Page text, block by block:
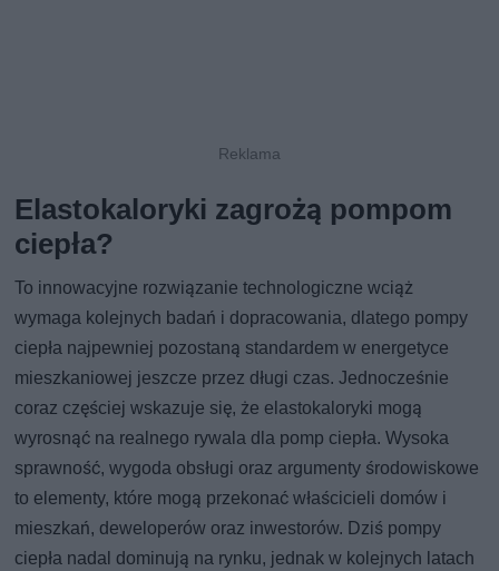
Elastokaloryki zagrożą pompom
ciepła?
To innowacyjne rozwiązanie technologiczne wciąż
wymaga kolejnych badań i dopracowania, dlatego pompy
ciepła najpewniej pozostaną standardem w energetyce
mieszkaniowej jeszcze przez długi czas. Jednocześnie
coraz częściej wskazuje się, że elastokaloryki mogą
wyrosnąć na realnego rywala dla pomp ciepła. Wysoka
sprawność, wygoda obsługi oraz argumenty środowiskowe
to elementy, które mogą przekonać właścicieli domów i
mieszkań, deweloperów oraz inwestorów. Dziś pompy
ciepła nadal dominują na rynku, jednak w kolejnych latach